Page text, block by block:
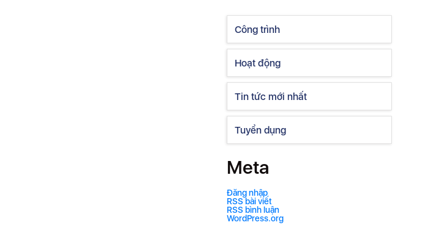
Công trình
Hoạt động
Tin tức mới nhất
Tuyển dụng
Meta
Đăng nhập
RSS bài viết
RSS bình luận
WordPress.org